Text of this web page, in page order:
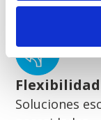
Flexibilidad
Soluciones